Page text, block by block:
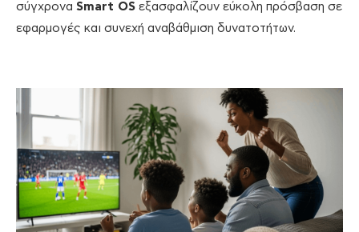
σύγχρονα Smart OS εξασφαλίζουν εύκολη πρόσβαση σε
εφαρμογές και συνεχή αναβάθμιση δυνατοτήτων.